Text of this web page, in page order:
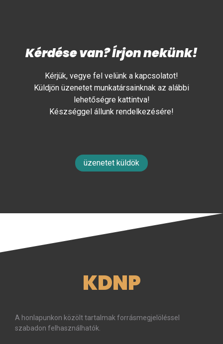
Kérdése van? Írjon nekünk!
Kérjük, vegye fel velünk a kapcsolatot!
Küldjön üzenetet munkatársainknak az alábbi
lehetőségre kattintva!
Készséggel állunk rendelkezésére!
üzenetet küldök
KDNP
A honlapunkon közölt tartalmak forrásmegjelöléssel
szabadon felhasználhatók.